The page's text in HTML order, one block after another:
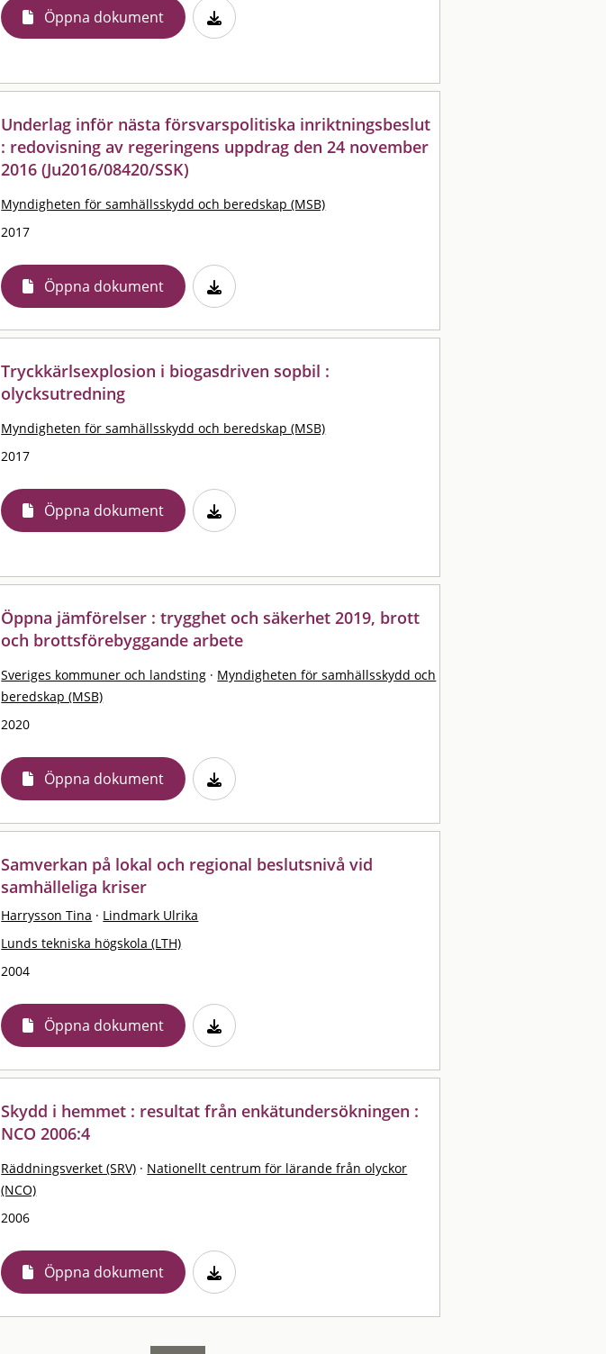
Öppna dokument
Underlag inför nästa försvarspolitiska inriktningsbeslut
: redovisning av regeringens uppdrag den 24 november
2016 (Ju2016/08420/SSK)
Myndigheten för samhällsskydd och beredskap (MSB)
2017
Öppna dokument
Tryckkärlsexplosion i biogasdriven sopbil :
olycksutredning
Myndigheten för samhällsskydd och beredskap (MSB)
2017
Öppna dokument
Öppna jämförelser : trygghet och säkerhet 2019, brott
och brottsförebyggande arbete
Sveriges kommuner och landsting · Myndigheten för samhällsskydd och
beredskap (MSB)
2020
Öppna dokument
Samverkan på lokal och regional beslutsnivå vid
samhälleliga kriser
Harrysson Tina · Lindmark Ulrika
Lunds tekniska högskola (LTH)
2004
Öppna dokument
Skydd i hemmet : resultat från enkätundersökningen :
NCO 2006:4
Räddningsverket (SRV) · Nationellt centrum för lärande från olyckor
(NCO)
2006
Öppna dokument